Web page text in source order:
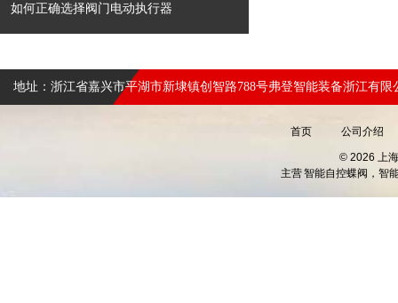
如何正确选择阀门电动执行器
地址：浙江省嘉兴市平湖市新埭镇创智路788号弗登智能装备浙江有限
首页 公司介绍
© 2026 上
主营智能自控蝶阀，智